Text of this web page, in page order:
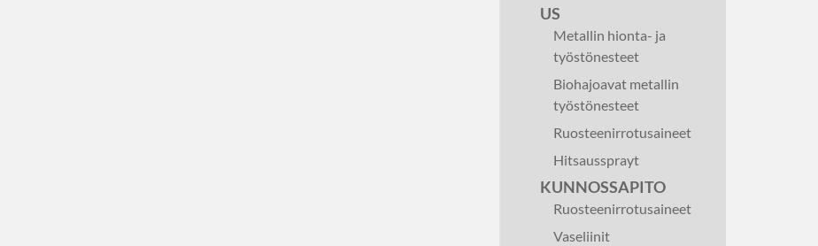
US
Metallin hionta- ja
työstönesteet
Biohajoavat metallin
työstönesteet
Ruosteenirrotusaineet
Hitsaussprayt
KUNNOSSAPITO
Ruosteenirrotusaineet
Vaseliinit